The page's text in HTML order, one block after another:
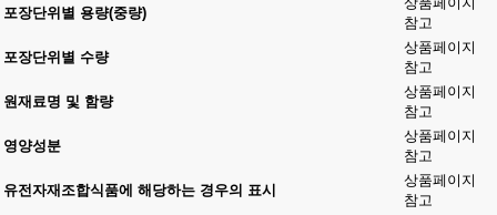
포장단위별 용량(중량)
참고
포장단위별 수량
상품페이지
참고
원재료명 및 함량
상품페이지
참고
영양성분
상품페이지
참고
유전자재조합식품에 해당하는 경우의 표시
상품페이지
참고